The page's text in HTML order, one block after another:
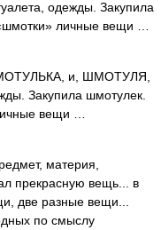
одежды. Закупила
личные вещи …
и, ШМОТУЛЯ,
Закупила шмотулек.
вещи …
материя,
прекрасную вещь... в
две разные вещи...
по смыслу